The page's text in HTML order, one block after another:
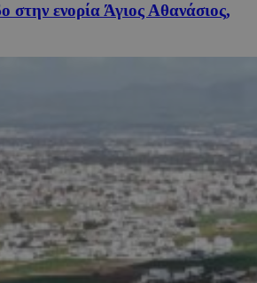
στην ενορία Άγιος Αθανάσιος,